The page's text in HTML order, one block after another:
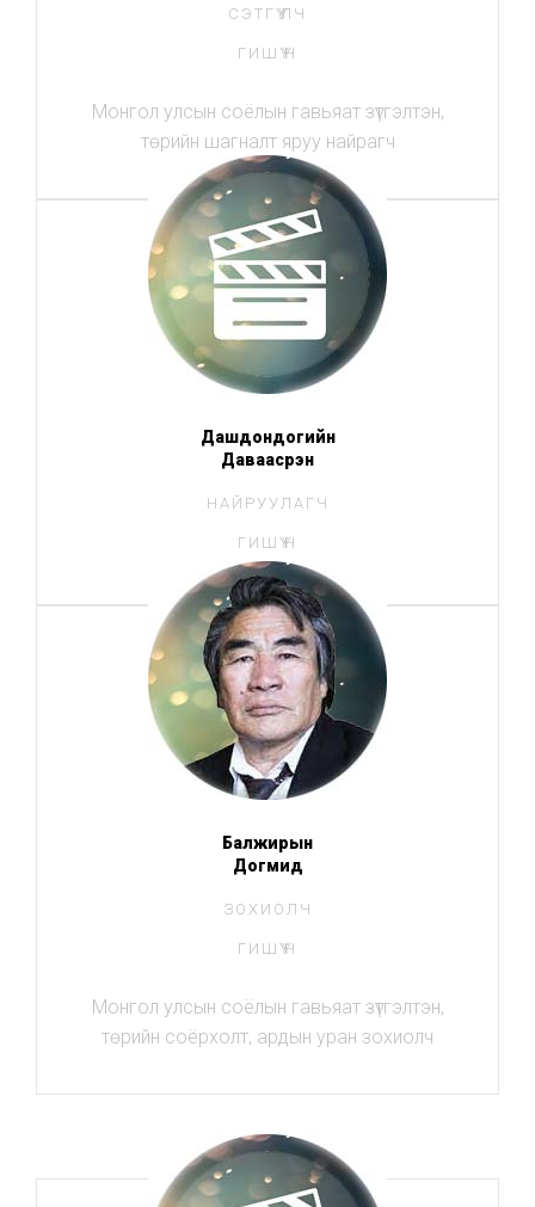
СЭТГҮҮЛЧ
ГИШҮҮН
Монгол улсын соёлын гавьяат зүтгэлтэн,
төрийн шагналт яруу найрагч
Дашдондогийн
Даваасүрэн
НАЙРУУЛАГЧ
ГИШҮҮН
Балжирын
Догмид
ЗОХИОЛЧ
ГИШҮҮН
Монгол улсын соёлын гавьяат зүтгэлтэн,
төрийн соёрхолт, ардын уран зохиолч